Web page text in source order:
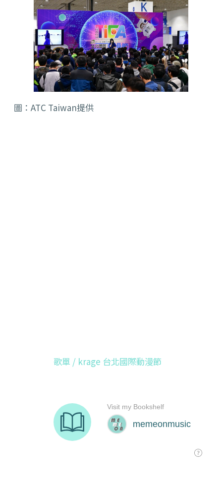
圖：ATC Taiwan提供
歌單 / krage 台北國際動漫節